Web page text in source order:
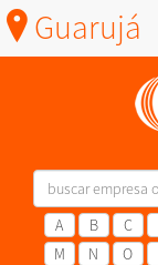
Guarujá
A B C
M
N O